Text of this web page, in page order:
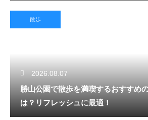
散歩
2026.08.07
勝山公園で散歩を満喫するおすすめ
は？リフレッシュに最適！